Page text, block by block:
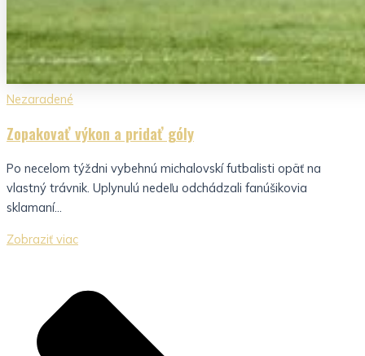
Nezaradené
Zopakovať výkon a pridať góly
Po necelom týždni vybehnú michalovskí futbalisti opäť na
vlastný trávnik. Uplynulú nedeľu odchádzali fanúšikovia
sklamaní...
Zobraziť viac